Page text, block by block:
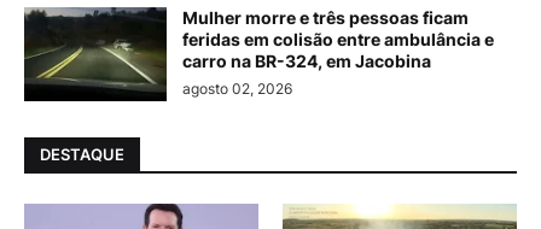
Mulher morre e três pessoas ficam
feridas em colisão entre ambulância e
carro na BR-324, em Jacobina
agosto 02, 2026
DESTAQUE